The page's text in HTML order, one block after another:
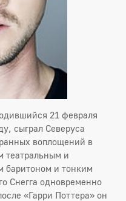
21 февраля
сыграл Северуса
воплощений в
театральным и
баритоном и тонким
Снегга одновременно
«Гарри Поттера» он